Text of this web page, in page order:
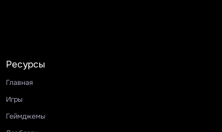
Ресурсы
Главная
Игры
Геймджемы